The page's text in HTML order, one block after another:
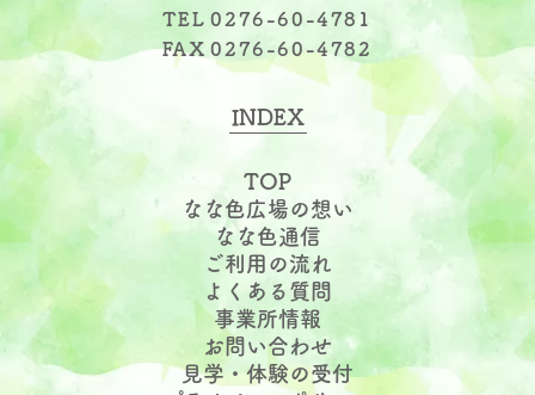
TEL 0276-60-4781
FAX 0276-60-4782
INDEX
TOP
なな色広場の想い
なな色通信
ご利用の流れ
よくある質問
事業所情報
お問い合わせ
見学・体験の受付